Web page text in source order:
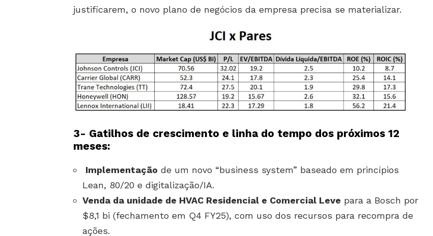
justificarem, o novo plano de negócios da empresa precisa se materializar.
3- Gatilhos de crescimento e linha do tempo dos próximos 12
meses:
Implementação de um novo “business system” baseado em princípios
Lean, 80/20 e digitalização/IA.
Venda da unidade de HVAC Residencial e Comercial Leve para a Bosch por
$8,1 bi (fechamento em Q4 FY25), com uso dos recursos para recompra de
ações.